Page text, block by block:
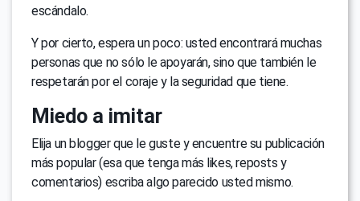
escándalo.
Y por cierto, espera un poco: usted encontrará muchas
personas que no sólo le apoyarán, sino que también le
respetarán por el coraje y la seguridad que tiene.
Miedo a imitar
Elija un blogger que le guste y encuentre su publicación
más popular (esa que tenga más likes, reposts y
comentarios) escriba algo parecido usted mismo.